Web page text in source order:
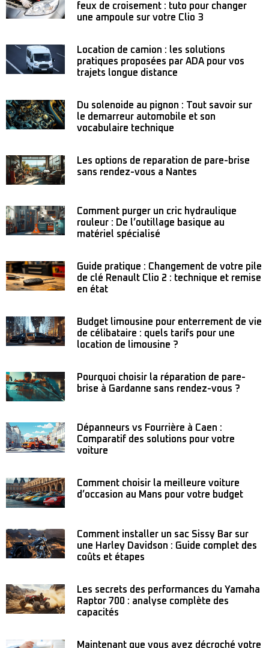
feux de croisement : tuto pour changer
une ampoule sur votre Clio 3
Location de camion : les solutions
pratiques proposées par ADA pour vos
trajets longue distance
Du solenoide au pignon : Tout savoir sur
le demarreur automobile et son
vocabulaire technique
Les options de reparation de pare-brise
sans rendez-vous a Nantes
Comment purger un cric hydraulique
rouleur : De l’outillage basique au
matériel spécialisé
Guide pratique : Changement de votre pile
de clé Renault Clio 2 : technique et remise
en état
Budget limousine pour enterrement de vie
de célibataire : quels tarifs pour une
location de limousine ?
Pourquoi choisir la réparation de pare-
brise à Gardanne sans rendez-vous ?
Dépanneurs vs Fourrière à Caen :
Comparatif des solutions pour votre
voiture
Comment choisir la meilleure voiture
d’occasion au Mans pour votre budget
Comment installer un sac Sissy Bar sur
une Harley Davidson : Guide complet des
coûts et étapes
Les secrets des performances du Yamaha
Raptor 700 : analyse complète des
capacités
Maintenant que vous avez décroché votre